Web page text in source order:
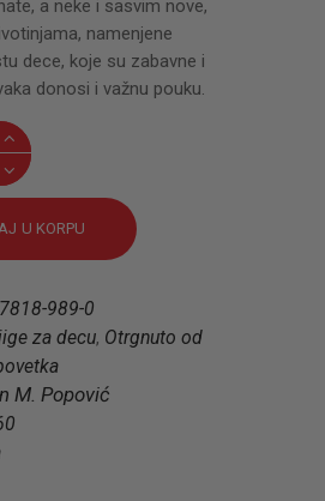
a neke i sasvim nove,
namenjene
dece, koje su zabavne i
donosi i važnu pouku.
U KORPU
989-0
za decu, Otrgnuto od
M. Popović